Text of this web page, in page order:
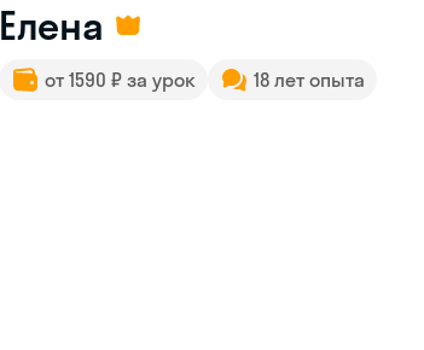
Елена
от 1590 ₽ за урок 18 лет опыта